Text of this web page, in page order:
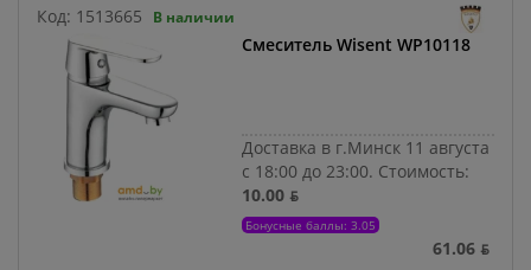
Код: 1513665 В наличии
Смеситель Wisent WP10118
Доставка в г.Минск 11 августа
с 18:00 до 23:00. Стоимость:
10.00 ƃ
Бонусные баллы: 3.05
61.06 ƃ